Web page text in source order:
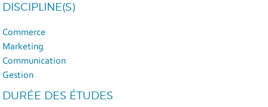
DISCIPLINE(S)
Commerce
Marketing
Communication
Gestion
DURÉE DES ÉTUDES